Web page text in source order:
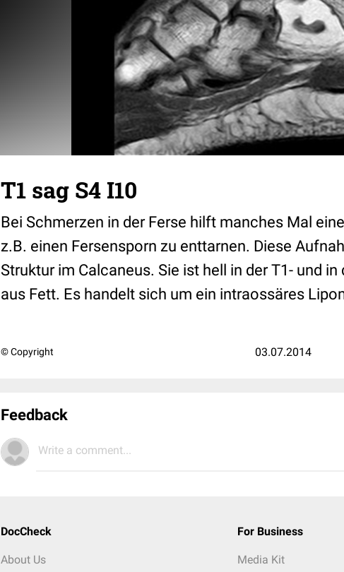
T1 sag S4 I10
Bei Schmerzen in der Ferse hilft manches Mal
z.B. einen Fersensporn zu enttarnen. Diese
Struktur im Calcaneus. Sie ist hell in der T1- und
aus Fett. Es handelt sich um ein intraossäres
© Copyright 03.07.2014
Feedback
Write a comment...
DocCheck
About Us
For Business
Media Kit